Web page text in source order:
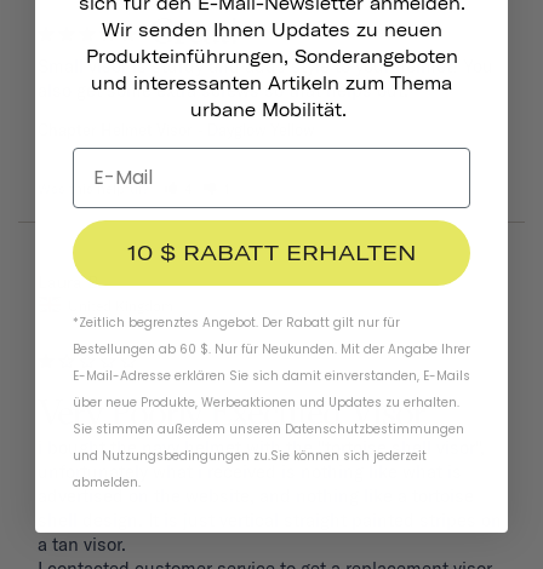
Great!
Small visor is sturdy and adds style to your helmet! You
also get some extra screws so that helps out.
Was this helpful?
08/09/2024
Laura B.
Very Poorly Executed Visor
i bought the navy helmet with the "tortoise shell visor",
unfortunately what i received is nothing like what is
a tan visor.
Wir senden Ihnen Updates zu neuen
Produkteinführungen, Sonderangeboten
und interessanten Artikeln zum Thema
urbane Mobilität.
10 $ RABATT ERHALTEN
*Zeitlich begrenztes Angebot. Der Rabatt gilt nur für
Bestellungen ab 60 $. Nur für Neukunden. Mit der Angabe Ihrer
E-Mail-Adresse erklären Sie sich damit einverstanden, E-Mails
über neue Produkte, Werbeaktionen und Updates zu erhalten.
Sie stimmen außerdem unseren Datenschutzbestimmungen
und Nutzungsbedingungen zu.Sie können sich jederzeit
abmelden.